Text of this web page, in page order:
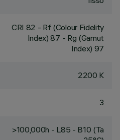
CRI 82 - Rf (Colour Fidelity
Index) 87 - Rg (Gamut
Index) 97
2200 K
3
>100,000h - L85 - B10 (Ta